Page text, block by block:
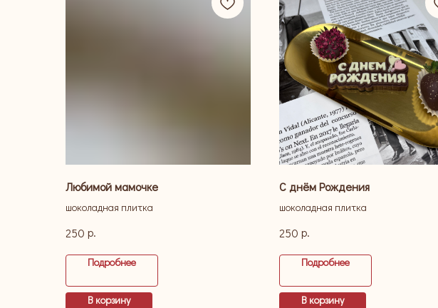
Любимой мамочке
шоколадная плитка
250 р.
Подробнее
В корзину
С днём Рождения
шоколадная плитка
250 р.
Подробнее
В корзину